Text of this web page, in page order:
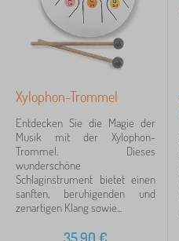
Xylophon-Trommel
Entdecken Sie die Magie der
Musik mit der Xylophon-
Trommel. Dieses
wunderschöne
Schlaginstrument bietet einen
sanften, beruhigenden und
zenartigen Klang sowie...